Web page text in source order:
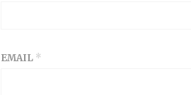
EMAIL *